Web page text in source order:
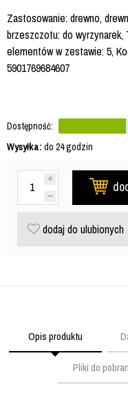
Zastosowanie: drewno,
brzeszczotu: do
elementów w zestawie: 5,
5901769684607
Dostępność:
Wysyłka: do 24 godzin
dodaj do ulubionych
Opis produktu
Pliki do